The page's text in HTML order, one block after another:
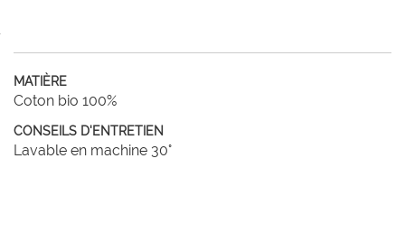
MATIÈRE
Coton bio 100%
CONSEILS D'ENTRETIEN
Lavable en machine 30°